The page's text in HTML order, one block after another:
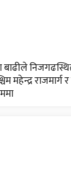
महेन्द्र राजमार्ग